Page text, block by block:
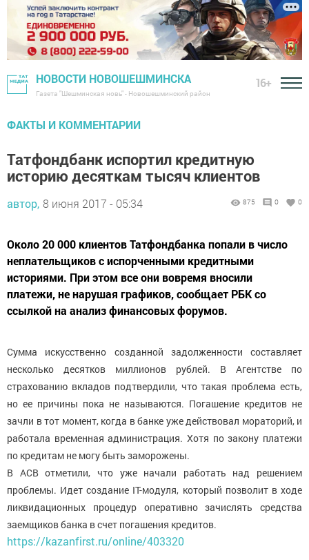
НОВОСТИ НОВОШЕШМИНСКА
Газета "Шешминская новь" - Новошешминский район
16+
ФАКТЫ И КОММЕНТАРИИ
Татфондбанк испортил кредитную
историю десяткам тысяч клиентов
автор, 8 июня 2017 - 05:34 875 0 0
Около 20 000 клиентов Татфондбанка попали в число
неплательщиков с испорченными кредитными
историями. При этом все они вовремя вносили
платежи, не нарушая графиков, сообщает РБК со
ссылкой на анализ финансовых форумов.
Сумма искусственно созданной задолженности составляет
несколько десятков миллионов рублей. В Агентстве по
страхованию вкладов подтвердили, что такая проблема есть,
но ее причины пока не называются. Погашение кредитов не
зачли в тот момент, когда в банке уже действовал мораторий, и
работала временная администрация. Хотя по закону платежи
по кредитам не могу быть заморожены.
В АСВ отметили, что уже начали работать над решением
проблемы. Идет создание IT-модуля, который позволит в ходе
ликвидационных процедур оперативно зачислять средства
заемщиков банка в счет погашения кредитов.
https://kazanfirst.ru/online/403320